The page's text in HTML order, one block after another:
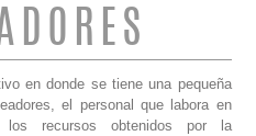
en donde se tiene una pequeña
el personal que labora en
recursos obtenidos por la